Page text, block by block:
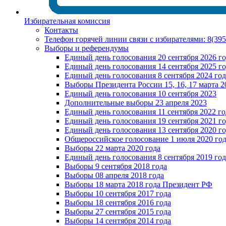
Избирательная комиссия
Контакты
Телефон горячей линии связи с избирателями:
Выборы и референдумы
Единый день голосования 20 сентября 2026
Единый день голосования 14 сентября 2025
Единый день голосования 8 сентября 2024
Выборы Президента России 15, 16, 17 марта
Единый день голосования 10 сентября 2023
Дополнительные выборы 23 апреля 2023
Единый день голосования 11 сентября 2022
Единый день голосования 19 сентября 2021
Единый день голосования 13 сентября 2020
Общероссийское голосование 1 июля 2020
Выборы 22 марта 2020 года
Единый день голосования 8 сентября 2019
Выборы 9 сентября 2018 года
Выборы 08 апреля 2018 года
Выборы 18 марта 2018 года Президент РФ
Выборы 10 сентября 2017 года
Выборы 18 сентября 2016 года
Выборы 27 сентября 2015 года
Выборы 14 сентября 2014 года